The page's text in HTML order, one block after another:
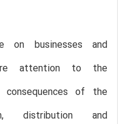
on businesses and
attention to the
consequences of the
distribution and